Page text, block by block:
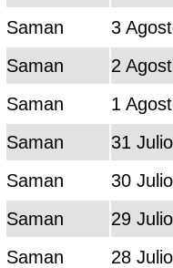
Saman
3
Saman
2
Saman
1
Saman
31
Saman
30
Saman
29
Saman
28